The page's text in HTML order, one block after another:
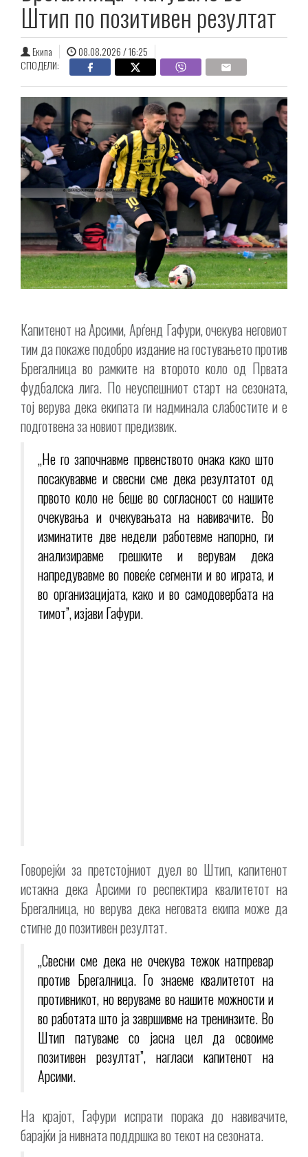
Штип по позитивен резултат
Екипа
08.08.2026 / 16:25
СПОДЕЛИ:
Капитенот на Арсими, Арѓенд Гафури, очекува неговиот
тим да покаже подобро издание на гостувањето против
Брегалница во рамките на второто коло од Првата
фудбалска лига. По неуспешниот старт на сезоната,
тој верува дека екипата ги надминала слабостите и е
подготвена за новиот предизвик.
„Не го започнавме првенството онака како што
посакувавме и свесни сме дека резултатот од
првото коло не беше во согласност со нашите
очекувања и очекувањата на навивачите. Во
изминатите две недели работевме напорно, ги
анализиравме грешките и верувам дека
напредувавме во повеќе сегменти и во играта, и
во организацијата, како и во самодовербата на
тимот”, изјави Гафури.
Говорејќи за претстојниот дуел во Штип, капитенот
истакна дека Арсими го респектира квалитетот на
Брегалница, но верува дека неговата екипа може да
стигне до позитивен резултат.
„Свесни сме дека нe очекува тежок натпревар
против Брегалница. Го знаеме квалитетот на
противникот, но веруваме во нашите можности и
во работата што ја завршивме на тренинзите. Во
Штип патуваме со јасна цел да освоиме
позитивен резултат”, нагласи капитенот на
Арсими.
На крајот, Гафури испрати порака до навивачите,
барајќи ја нивната поддршка во текот на сезоната.